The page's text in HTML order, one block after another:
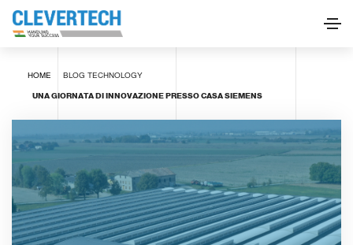
HOME BLOG TECHNOLOGY
UNA GIORNATA DI INNOVAZIONE PRESSO CASA SIEMENS